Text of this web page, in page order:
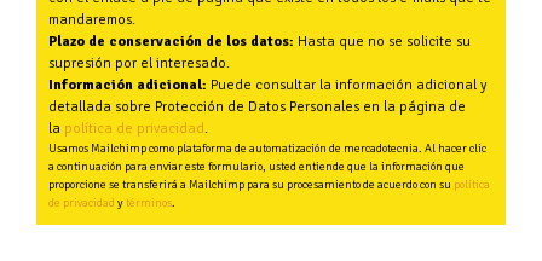
mandaremos.
Plazo de conservación de los datos: Hasta que no se solicite su
supresión por el interesado.
Información adicional: Puede consultar la información adicional y
detallada sobre Protección de Datos Personales en la página de
la política de privacidad.
Usamos Mailchimp como plataforma de automatización de mercadotecnia. Al hacer clic
a continuación para enviar este formulario, usted entiende que la información que
proporcione se transferirá a Mailchimp para su procesamiento de acuerdo con su política
de privacidad ytérminos.